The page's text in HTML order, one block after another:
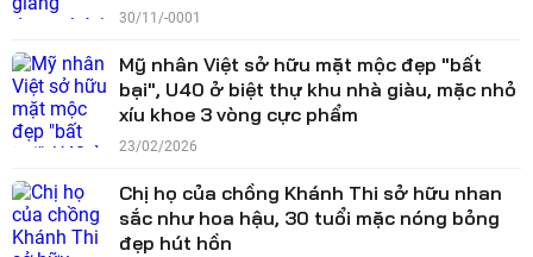
30/11/-0001
Mỹ nhân Việt sở hữu mặt mộc đẹp "bất
bại", U40 ở biệt thự khu nhà giàu, mặc nhỏ
xíu khoe 3 vòng cực phẩm
23/02/2026
Chị họ của chồng Khánh Thi sở hữu nhan
sắc như hoa hậu, 30 tuổi mặc nóng bỏng
đẹp hút hồn